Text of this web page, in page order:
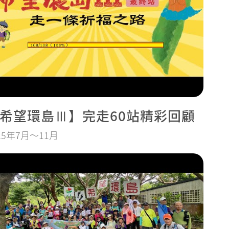
望環島Ⅲ】完走60站精彩回顧
年7月～11月